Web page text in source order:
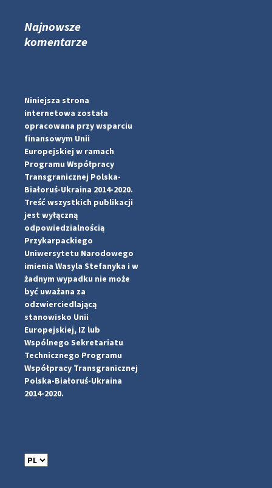
pimrec_project
#PipIvanToday
pimrec_project
Najnowsze
komentarze
Niniejsza strona
internetowa została
opracowana przy wsparciu
finansowym Unii
Europejskiej w ramach
Programu Współpracy
Transgranicznej Polska-
Białoruś-Ukraina 2014-2020.
Treść wszystkich publikacji
jest wyłączną
odpowiedzialnością
Przykarpackiego
Uniwersytetu Narodowego
imienia Wasyla Stefanyka i w
żadnym wypadku nie może
być uważana za
odzwierciedlającą
stanowisko Unii
Europejskiej, IZ lub
Wspólnego Sekretariatu
Technicznego Programu
Współpracy Transgranicznej
Polska-Białoruś-Ukraina
2014-2020.
W